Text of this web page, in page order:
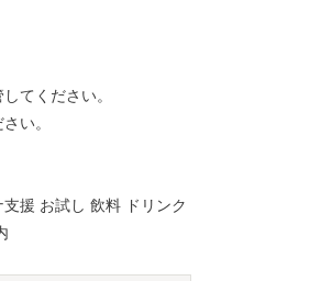
てください。
い。
援 お試し 飲料 ドリンク